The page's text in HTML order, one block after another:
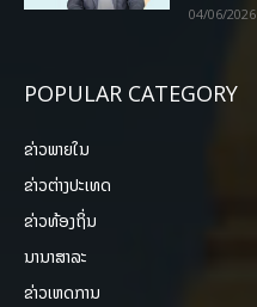
04/06/2026
POPULAR CATEGORY
ຂ່າວພາຍ​ໃນ
ຂ່າວຕ່າງປະເທດ
ຂ່າວທ້ອງຖິ່ນ
ນານາສາລະ
ຂ່າວເຫດການ